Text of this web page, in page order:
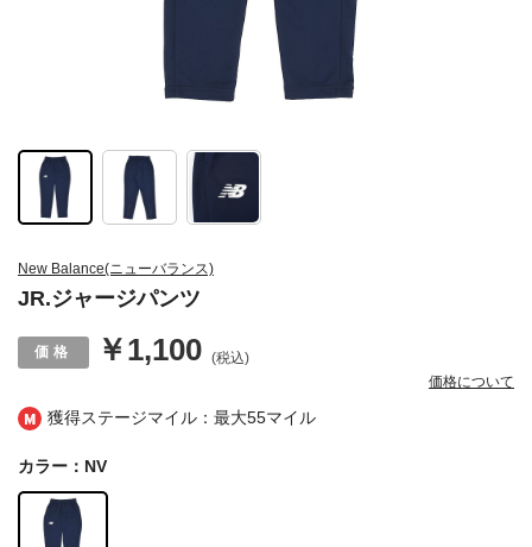
獲得ステージマイル：最大55マイル
New Balance(ニューバランス)
JR.ジャージパンツ
￥1,100 (税込)
価格について
カラー：NV